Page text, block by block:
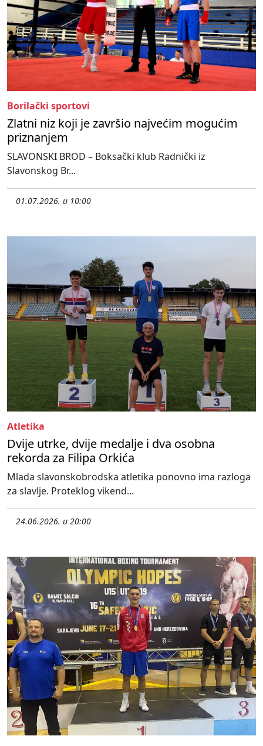
Borilački sportovi
Zlatni niz koji je završio najvećim mogućim
priznanjem
SLAVONSKI BROD – Boksački klub Radnički iz
Slavonskog Br...
01.07.2026. u 10:00
Atletika
Dvije utrke, dvije medalje i dva osobna
rekorda za Filipa Orkića
Mlada slavonskobrodska atletika ponovno ima razloga
za slavlje. Proteklog vikend...
24.06.2026. u 20:00